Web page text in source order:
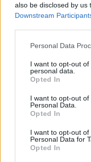
also be disclosed by us
Downstream
Personal Data
I want to opt-out
personal data.
Opted In
I want to opt-out
Personal Data.
Opted In
I want to opt-out
Personal Data for
Opted In
effettuata dallo
del suo club di
proseguire il
perdurare dei
caviglia
l’attività con il
dell’atleta – con
prima possibile –
Treviso per
sarà monitorato